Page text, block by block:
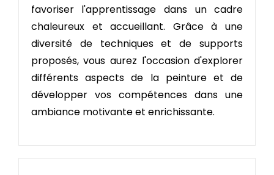
favoriser l'apprentissage dans un cadre
chaleureux et accueillant. Grâce à une
diversité de techniques et de supports
proposés, vous aurez l'occasion d'explorer
différents aspects de la peinture et de
développer vos compétences dans une
ambiance motivante et enrichissante.